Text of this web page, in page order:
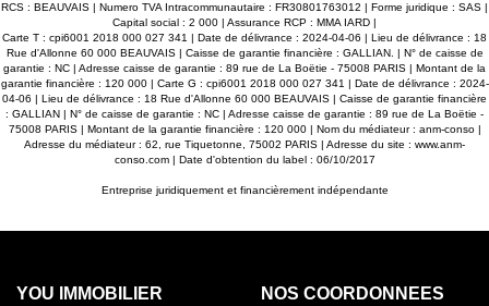
RCS : BEAUVAIS | Numero TVA Intracommunautaire : FR30801763012 | Forme juridique : SAS |
Capital social : 2 000 | Assurance RCP : MMA IARD |
Carte T : cpi6001 2018 000 027 341 | Date de délivrance : 2024-04-06 | Lieu de délivrance : 18
Rue d'Allonne 60 000 BEAUVAIS | Caisse de garantie financière : GALLIAN. | N° de caisse de
garantie : NC | Adresse caisse de garantie : 89 rue de La Boëtie - 75008 PARIS | Montant de la
garantie financière : 120 000 | Carte G : cpi6001 2018 000 027 341 | Date de délivrance : 2024-
04-06 | Lieu de délivrance : 18 Rue d'Allonne 60 000 BEAUVAIS | Caisse de garantie financière
: GALLIAN | N° de caisse de garantie : NC | Adresse caisse de garantie : 89 rue de La Boëtie -
75008 PARIS | Montant de la garantie financière : 120 000 | Nom du médiateur : anm-conso |
Adresse du médiateur : 62, rue Tiquetonne, 75002 PARIS | Adresse du site : www.anm-
conso.com| Date d'obtention du label : 06/10/2017
Entreprise juridiquement et financièrement indépendante
YOU IMMOBILIER NOS COORDONNÉES